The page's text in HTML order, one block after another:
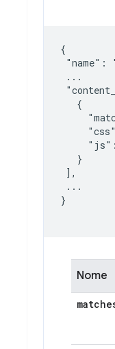
{
"name":
...
   {
   }
],
...
}
Nome